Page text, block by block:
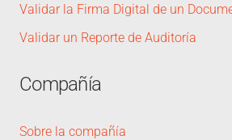
Validar la Firma Digital de un
Validar un Reporte de Auditoría
Compañía
Sobre la compañía